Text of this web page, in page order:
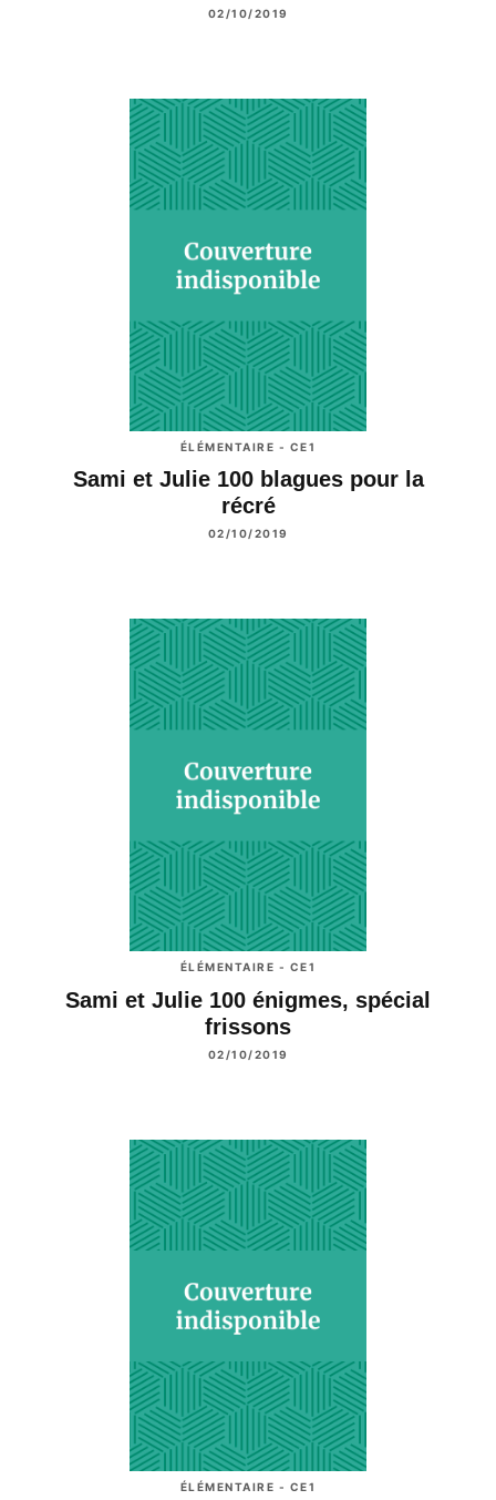
02/10/2019
ÉLÉMENTAIRE - CE1
Sami et Julie 100 blagues pour la
récré
02/10/2019
ÉLÉMENTAIRE - CE1
Sami et Julie 100 énigmes, spécial
frissons
02/10/2019
ÉLÉMENTAIRE - CE1